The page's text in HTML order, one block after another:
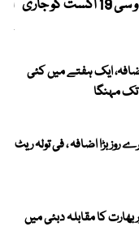
کیریبین پریمیئر لیگ ، قومی کرکٹرز کو این او سی 19 اگست کو جاری
ایک ہفتے میں کئی
بڑا اضافہ ، فی تولہ ریٹ
پاکستان اور بھارت کا مقابلہ دبئی میں